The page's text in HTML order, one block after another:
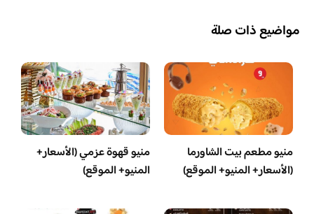
مواضيع ذات صلة
منيو مطعم بيت الشاورما
(الأسعار+ المنيو+ الموقع)
منيو قهوة عزمي (الأسعار+
المنيو+ الموقع)